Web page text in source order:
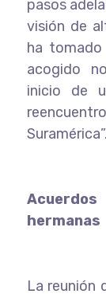
pasos
visión de
ha
acogido
inicio de
Suramérica”.
hermanas
La reunión